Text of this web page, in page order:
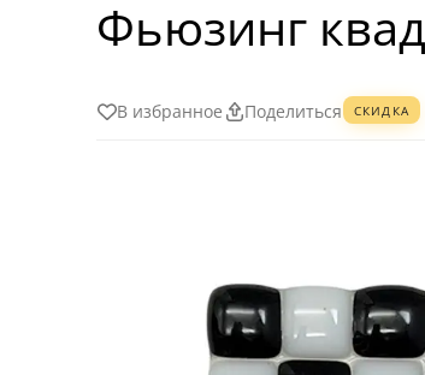
Фьюзинг
В избранное Поделиться СКИДКА